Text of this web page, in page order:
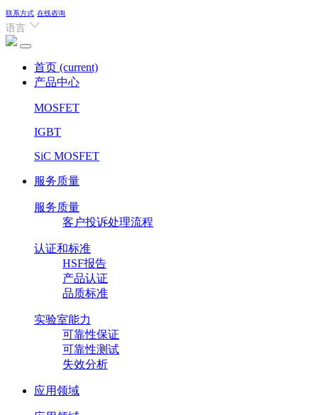
联系方式 在线咨询
语言
首页 (current)
产品中心
MOSFET
IGBT
SiC MOSFET
服务质量
服务质量
客户投诉处理流程
认证和标准
HSF报告
产品认证
品质标准
实验室能力
可靠性保证
可靠性测试
失效分析
应用领域